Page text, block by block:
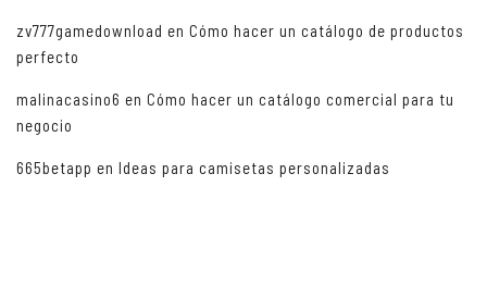
zv777gamedownload en Cómo hacer un catálogo de productos
perfecto
malinacasino6 en Cómo hacer un catálogo comercial para tu
negocio
665betapp en Ideas para camisetas personalizadas